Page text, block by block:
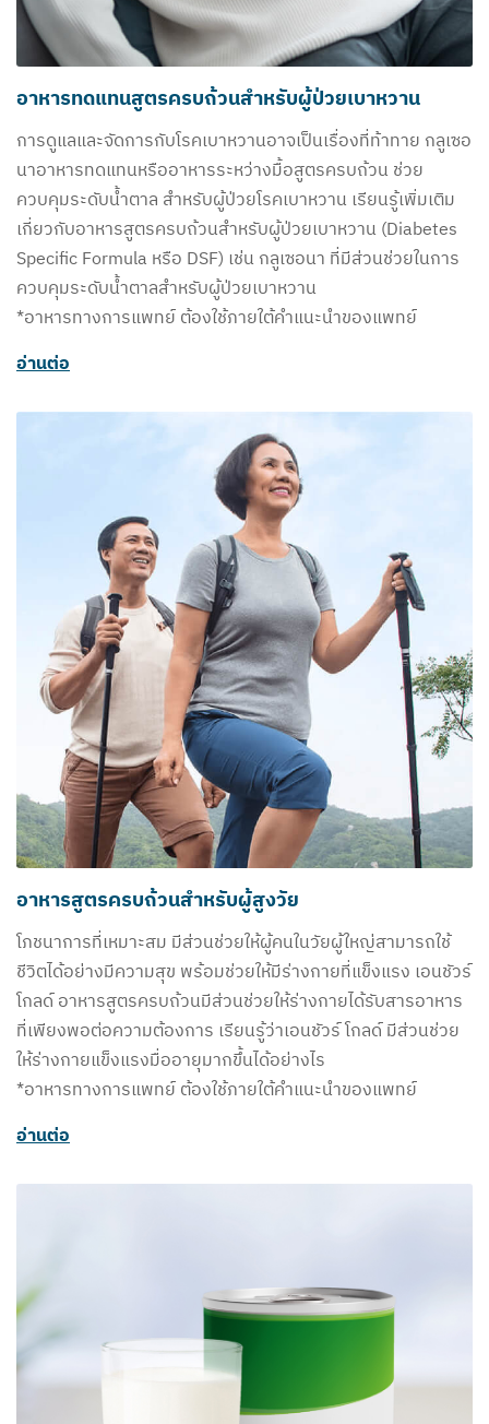
อาหารทดแทนสูตรครบถ้วนสำหรับผู้ป่วยเบาหวาน
การดูแลและจัดการกับโรคเบาหวานอาจเป็นเรื่องที่ท้าทาย กลูเซอ
นาอาหารทดแทนหรืออาหารระหว่างมื้อสูตรครบถ้วน ช่วย
ควบคุมระดับน้ำตาล สำหรับผู้ป่วยโรคเบาหวาน เรียนรู้เพิ่มเติม
เกี่ยวกับอาหารสูตรครบถ้วนสำหรับผู้ป่วยเบาหวาน (Diabetes
Specific Formula หรือ DSF) เช่น กลูเซอนา ที่มีส่วนช่วยในการ
ควบคุมระดับน้ำตาลสำหรับผู้ป่วยเบาหวาน
*อาหารทางการแพทย์ ต้องใช้ภายใต้คำแนะนำของแพทย์
อ่านต่อ
อาหารสูตรครบถ้วนสำหรับผู้สูงวัย
โภชนาการที่เหมาะสม มีส่วนช่วยให้ผู้คนในวัยผู้ใหญ่สามารถใช้
ชีวิตได้อย่างมีความสุข พร้อมช่วยให้มีร่างกายที่แข็งแรง เอนชัวร์
โกลด์ อาหารสูตรครบถ้วนมีส่วนช่วยให้ร่างกายได้รับสารอาหาร
ที่เพียงพอต่อความต้องการ เรียนรู้ว่าเอนชัวร์ โกลด์ มีส่วนช่วย
ให้ร่างกายแข็งแรงมื่ออายุมากขึ้นได้อย่างไร
*อาหารทางการแพทย์ ต้องใช้ภายใต้คำแนะนำของแพทย์
อ่านต่อ